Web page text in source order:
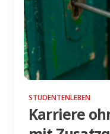
STUDENTENLEBEN
Karriere